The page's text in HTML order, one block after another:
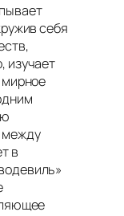
себя
изучает
мирное
между
в